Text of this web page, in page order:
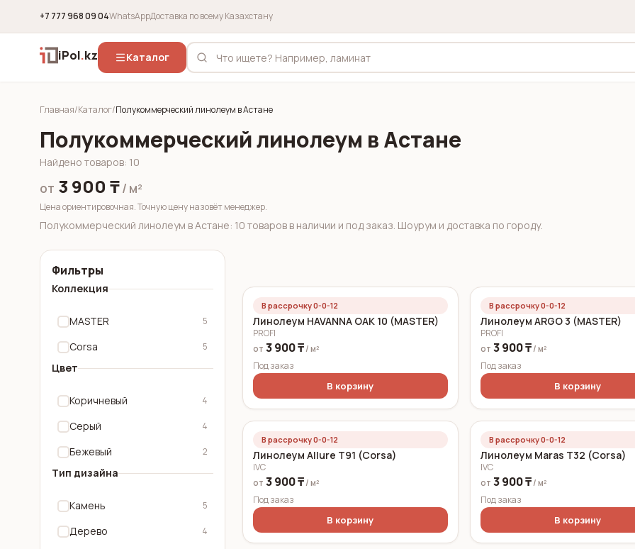
+7 777 968 09 04WhatsAppДоставка по всему Казахстану
iPol.kz Каталог
Главная/Каталог/Полукоммерческий линолеум в Астане
Полукоммерческий линолеум в Астане
Найдено товаров: 10
от 3 900 ₸/ м²
Цена ориентировочная. Точную цену назовёт менеджер.
Полукоммерческий линолеум в Астане: 10 товаров в наличии и под заказ. Шоурум и доставка по городу.
Фильтры
Коллекция
MASTER 5
Corsa 5
Цвет
Коричневый 4
Серый 4
Бежевый 2
Тип дизайна
Камень 5
Дерево 4
В рассрочку 0-0-12
Линолеум HAVANNA OAK 10 (MASTER)
PROFI
от 3 900 ₸ / м²
Под заказ
В корзину
В рассрочку 0-0-12
Линолеум ARGO 3 (MASTER)
PROFI
от 3 900 ₸ / м²
Под заказ
В корзину
В рассрочку 0-0-12
Линолеум Allure T91 (Corsa)
IVC
от 3 900 ₸ / м²
Под заказ
В корзину
В рассрочку 0-0-12
Линолеум Maras T32 (Corsa)
IVC
от 3 900 ₸ / м²
Под заказ
В корзину